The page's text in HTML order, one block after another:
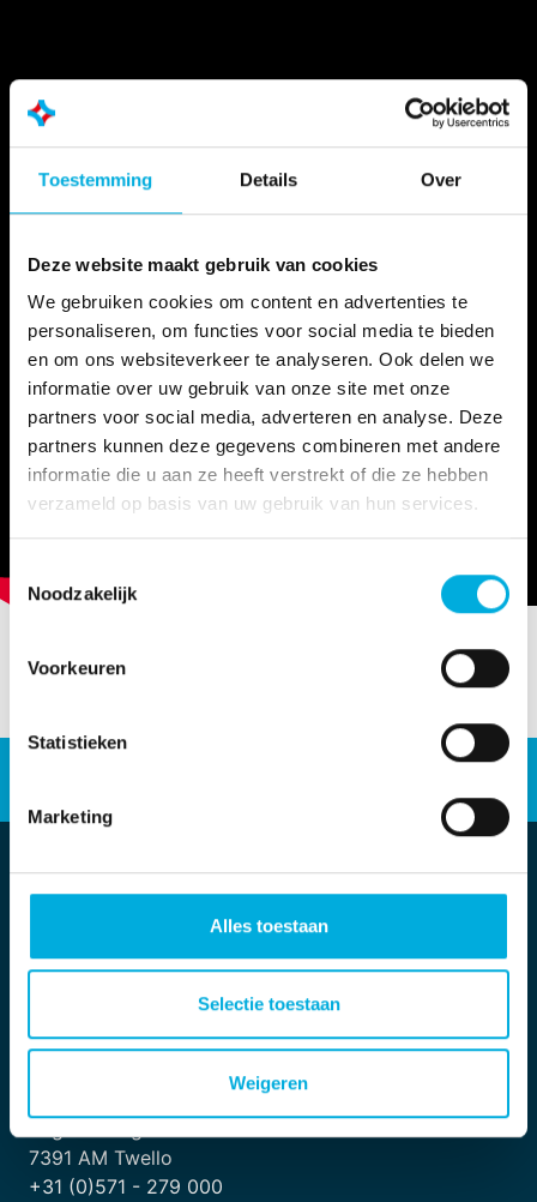
Toestemming Details Over
Deze website maakt gebruik van cookies
We gebruiken cookies om content en advertenties te
personaliseren, om functies voor social media te bieden
en om ons websiteverkeer te analyseren. Ook delen we
informatie over uw gebruik van onze site met onze
partners voor social media, adverteren en analyse. Deze
partners kunnen deze gegevens combineren met andere
informatie die u aan ze heeft verstrekt of die ze hebben
verzameld op basis van uw gebruik van hun services.
Noodzakelijk
Voorkeuren
Statistieken
Marketing
Alles toestaan
Selectie toestaan
Weigeren
Werken bij
7391 AM Twello
+31 (0)571 - 279 000